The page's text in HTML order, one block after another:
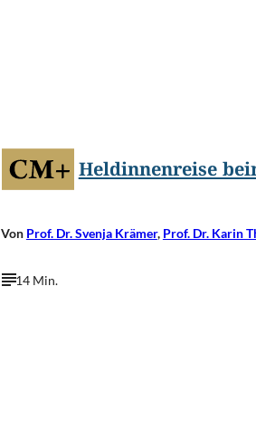
Heldinnenreise
Von Prof. Dr. Svenja Krämer, Prof. Dr. Karin
14 Min.